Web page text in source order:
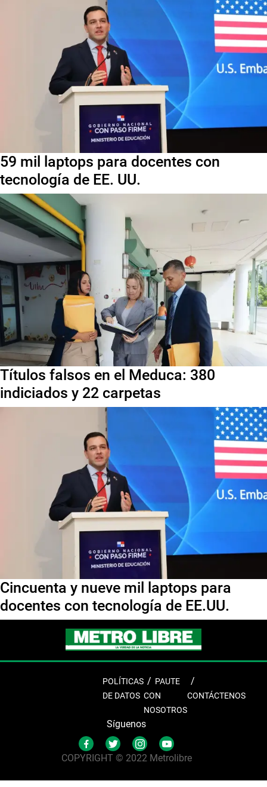
59 mil laptops para docentes con
tecnología de EE. UU.
Títulos falsos en el Meduca: 380
indiciados y 22 carpetas
Cincuenta y nueve mil laptops para
docentes con tecnología de EE.UU.
POLÍTICAS
DE DATOS
PAUTE
CON
NOSOTROS
CONTÁCTENOS
Síguenos
COPYRIGHT © 2022 Metrolibre